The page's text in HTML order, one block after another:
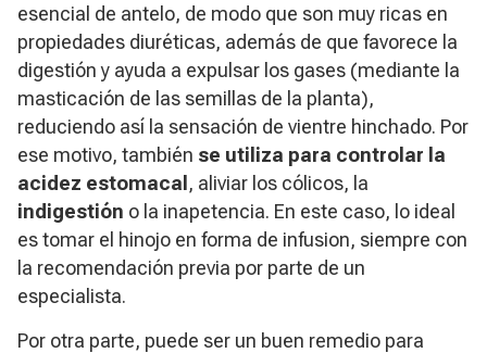
esencial de antelo, de modo que son muy ricas en
propiedades diuréticas, además de que favorece la
digestión y ayuda a expulsar los gases (mediante la
masticación de las semillas de la planta),
reduciendo así la sensación de vientre hinchado. Por
ese motivo, también se utiliza para controlar la
acidez estomacal, aliviar los cólicos, la
indigestión o la inapetencia. En este caso, lo ideal
es tomar el hinojo en forma de infusion, siempre con
la recomendación previa por parte de un
especialista.
Por otra parte, puede ser un buen remedio para